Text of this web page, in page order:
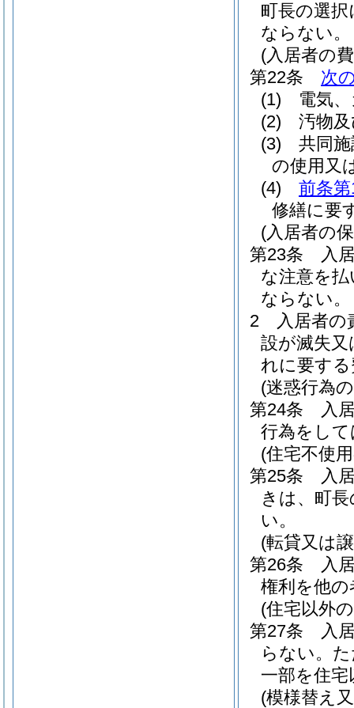
町長の選
ならない。
(入居者の
第22条
次
(1)
電気
(2)
汚物
(3)
共同
の使用又
(4)
前条
修繕に要
(入居者の
第23条
入
な注意を
ならない。
2
入居者
設が滅失
れに要す
(迷惑行為
第24条
入
行為をし
(住宅不使
第25条
入
きは、町
い。
(転貸又は
第26条
入
権利を他
(住宅以外
第27条
入
らない。
一部を住
(模様替え